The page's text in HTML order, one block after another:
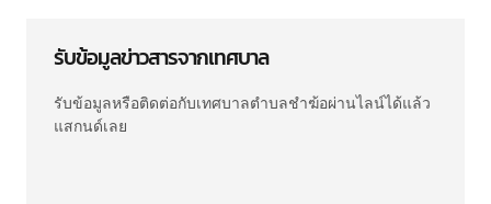
รับข้อมูลข่าวสารจากเทศบาล
รับข้อมูลหรือติดต่อกับเทศบาลตำบลชำฆ้อผ่านไลน์ได้แล้ว
แสกนด์เลย